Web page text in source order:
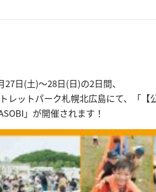
27日(土)〜28日(日)の2日間、
レットパーク札幌北広島にて、「
」が開催されます！